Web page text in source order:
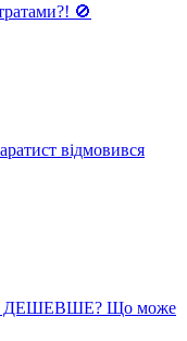
🚫
відмовився
ДЕШЕВШЕ? Що може